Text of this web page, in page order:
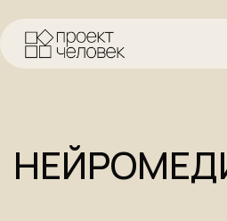
Нейромедитация — это уникальная
практика, направленная на глубокую